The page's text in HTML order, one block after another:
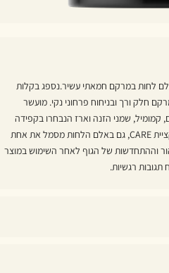
לחות במרקם חמאתי עשיר.נספג בקלות
חלק ורך ובניחוח פרחוני נקי. מועשר
קמומיל, שמני הזנה וארז הנבחרו בקפידה
בשל סגולות הטיפוח שלהם. כחלק מקולקציית CARE, גם באלם הלחות מסמל את אחת
וההתחדשות של הגוף לאחר השימוש במוצר
רגשיות.